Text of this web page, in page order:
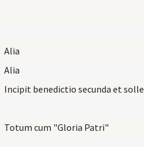
Alia
Alia
Totum cum "Gloria Patri"